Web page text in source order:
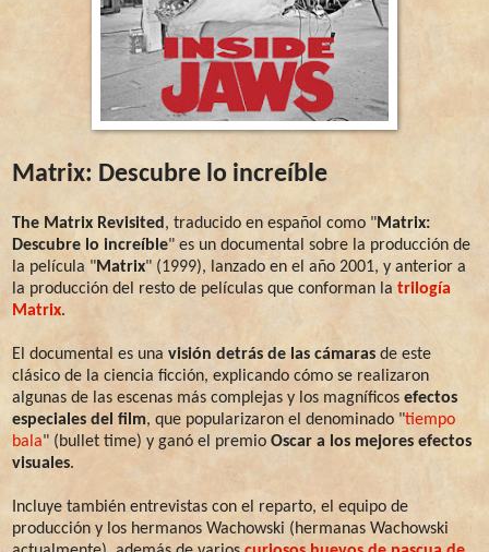
Matrix: Descubre lo increíble
The Matrix Revisited , traducido en español como "Matrix:
Descubre lo increíble" es un documental sobre la producción de
la película "Matrix" (1999), lanzado en el año 2001, y anterior a
la producción del resto de películas que conforman la trilogía
Matrix.
El documental es una visión detrás de las cámaras de este
clásico de la ciencia ficción, explicando cómo se realizaron
algunas de las escenas más complejas y los magníficos efectos
especiales del film, que popularizaron el denominado "tiempo
bala" (bullet time) y ganó el premio Oscar a los mejores efectos
visuales.
Incluye también entrevistas con el reparto, el equipo de
producción y los hermanos Wachowski (hermanas Wachowski